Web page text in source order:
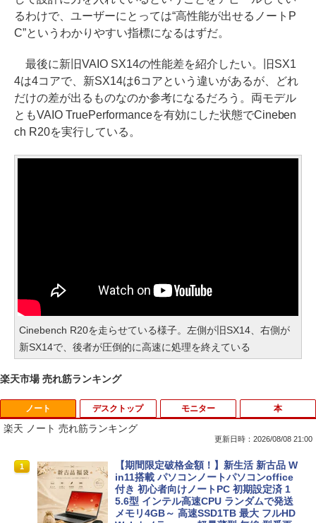
るわけで、ユーザーにとっては“高性能が出せるノートP
C”というわかりやすい指標になるはずだ。
最後に新旧VAIO SX14の性能差を紹介したい。旧SX1
4は4コアで、新SX14は6コアという違いがあるが、どれ
だけの差が出るものなのか参考になるだろう。両モデル
ともVAIO TruePerformanceを有効にした状態でCineben
ch R20を実行している。
Cinebench R20を走らせている様子。左側が旧SX14、右側が
新SX14で、後者が圧倒的に高速に処理を終えている
楽天市場 売れ筋ランキング
ノート
楽天 ノート 売れ筋ランキング
更新日時：2026/08/08 21:00
1
【期間限定破格金額！】新生活 新古品 W
in11搭載 パソコンノートパソコンoffice
付き 初心者向けノートPC 初期設定済 1
5.6型 インテル高速CPU ランダムで発送
メモリ4GB～ 高速SSD1TB 最大 フルHD
デスクトップ モニター 本